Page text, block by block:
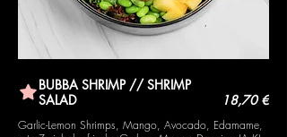
BUBBA SHRIMP // SHRIMP
SALAD
Garlic-Lemon Shrimps, Mango, Avocado, Edamame,
18,70 €